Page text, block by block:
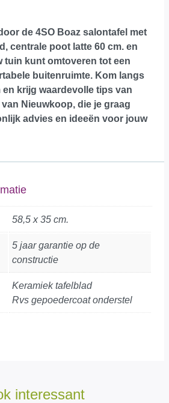
de 4SO Boaz salontafel met
centrale poot latte 60 cm. en
tuin kunt omtoveren tot een
buitenruimte. Kom langs
en krijg waardevolle tips van
Nieuwkoop, die je graag
advies en ideeën voor jouw
58,5 x 35 cm.
5 jaar garantie op de
constructie
Keramiek tafelblad
Rvs gepoedercoat onderstel
interessant